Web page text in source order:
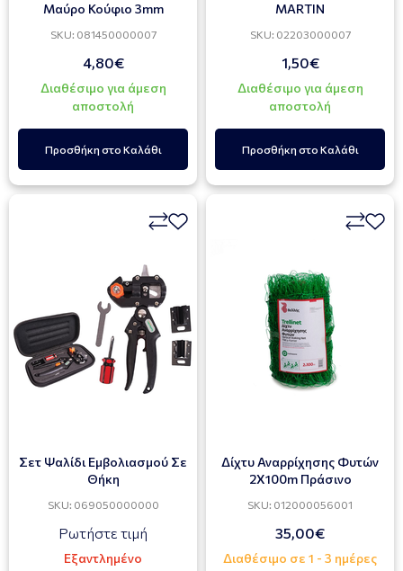
Μαύρο Κούφιο 3mm
SKU: 081450000007
4,80€
Διαθέσιμο για άμεση
αποστολή
Προσθήκη στο Καλάθι
MARTIN
SKU: 02203000007
1,50€
Διαθέσιμο για άμεση
αποστολή
Προσθήκη στο Καλάθι
Σετ Ψαλίδι Εμβολιασμού Σε
Θήκη
SKU: 069050000000
Ρωτήστε τιμή
Εξαντλημένο
Δίχτυ Αναρρίχησης Φυτών
2Χ100m Πράσινο
SKU: 012000056001
35,00€
Διαθέσιμο σε 1 - 3 ημέρες